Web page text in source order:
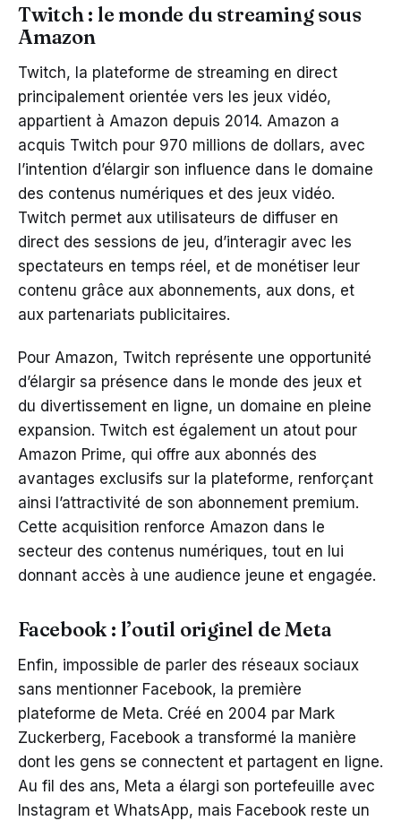
Twitch : le monde du streaming sous
Amazon
Twitch, la plateforme de streaming en direct
principalement orientée vers les jeux vidéo,
appartient à Amazon depuis 2014. Amazon a
acquis Twitch pour 970 millions de dollars, avec
l’intention d’élargir son influence dans le domaine
des contenus numériques et des jeux vidéo.
Twitch permet aux utilisateurs de diffuser en
direct des sessions de jeu, d’interagir avec les
spectateurs en temps réel, et de monétiser leur
contenu grâce aux abonnements, aux dons, et
aux partenariats publicitaires.
Pour Amazon, Twitch représente une opportunité
d’élargir sa présence dans le monde des jeux et
du divertissement en ligne, un domaine en pleine
expansion. Twitch est également un atout pour
Amazon Prime, qui offre aux abonnés des
avantages exclusifs sur la plateforme, renforçant
ainsi l’attractivité de son abonnement premium.
Cette acquisition renforce Amazon dans le
secteur des contenus numériques, tout en lui
donnant accès à une audience jeune et engagée.
Facebook : l’outil originel de Meta
Enfin, impossible de parler des réseaux sociaux
sans mentionner Facebook, la première
plateforme de Meta. Créé en 2004 par Mark
Zuckerberg, Facebook a transformé la manière
dont les gens se connectent et partagent en ligne.
Au fil des ans, Meta a élargi son portefeuille avec
Instagram et WhatsApp, mais Facebook reste un